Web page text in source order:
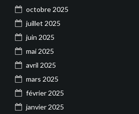
octobre 2025
juillet 2025
juin 2025
mai 2025
avril 2025
mars 2025
février 2025
janvier 2025